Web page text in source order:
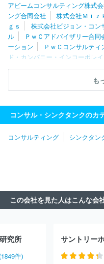
アビームコンサルティング株式
ング合同会社
株式会社Ｍｉ
ｇｓ
株式会社ビジョン・コン
ル
ＰｗＣアドバイザリー合同
ーション
ＰｗＣコンサルティ
ド・カンパニー・インコーポレ
ルティング株式会社
株式会社
ー・アンド・コンサルティング
グ・グループ合同会社
社デロイトトーマツ
株式会社
ＤＢエウレカ株式会社
株式会
株式会社
レクストホールディ
会社ビジネスコンサルタント
株式会社ローランド・ベルガー
会社Ｉ２Ｃ
株式会社ダイレク
田コンサルティンググループ株
式会社
株式会社スタイル・エ
も
コンサル・シンクタンクのカ
コンサルティング シンクタン
この会社を見た人はこんな会
究所
件)